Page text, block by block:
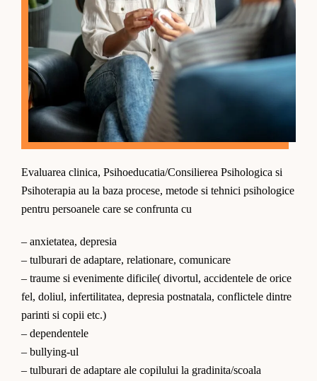
Evaluarea clinica, Psihoeducatia/Consilierea Psihologica si
Psihoterapia au la baza procese, metode si tehnici psihologice
pentru persoanele care se confrunta cu
– anxietatea, depresia
– tulburari de adaptare, relationare, comunicare
– traume si evenimente dificile( divortul, accidentele de orice
fel, doliul, infertilitatea, depresia postnatala, conflictele dintre
parinti si copii etc.)
– dependentele
– bullying-ul
– tulburari de adaptare ale copilului la gradinita/scoala